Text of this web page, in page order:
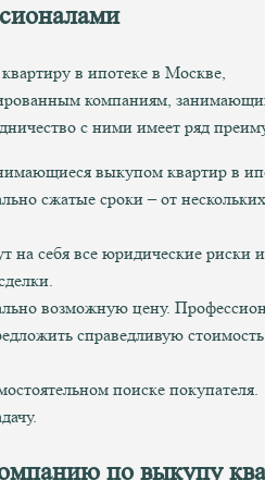
в ипотеке в Москве,
компаниям,
с ними имеет ряд
выкупом квартир в
сжатые сроки – от
на себя все юридические риски и
возможную цену.
справедливую
поиске покупателя.
по выкупу